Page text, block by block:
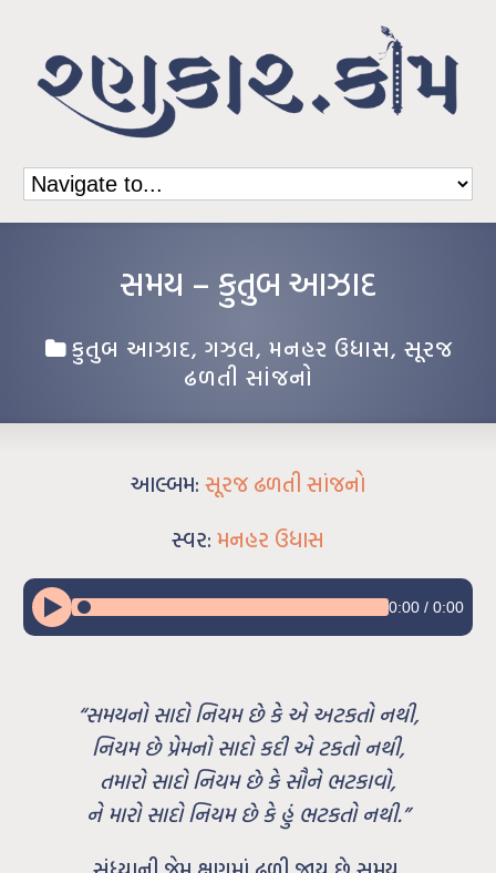
સમય – કુતુબ આઝાદ
કુતુબ આઝાદ, ગઝલ, મનહર ઉધાસ, સૂરજ
ઢળતી સાંજનો
આલ્બમ: સૂરજ ઢળતી સાંજનો
સ્વર: મનહર ઉધાસ
0:00/ 0:00
“સમયનો સાદો નિયમ છે કે એ અટકતો નથી,
નિયમ છે પ્રેમનો સાદો કદી એ ટકતો નથી,
તમારો સાદો નિયમ છે કે સૌને ભટકાવો,
ને મારો સાદો નિયમ છે કે હું ભટકતો નથી.”